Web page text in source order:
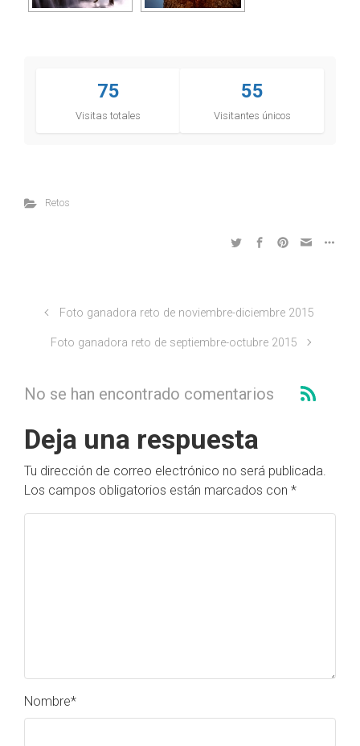
75
Visitas totales
55
Visitantes únicos
Retos
Foto ganadora reto de noviembre-diciembre 2015
Foto ganadora reto de septiembre-octubre 2015
No se han encontrado comentarios
Deja una respuesta
Tu dirección de correo electrónico no será publicada.
Los campos obligatorios están marcados con *
Nombre*